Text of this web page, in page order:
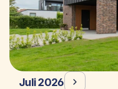
Juli 2026